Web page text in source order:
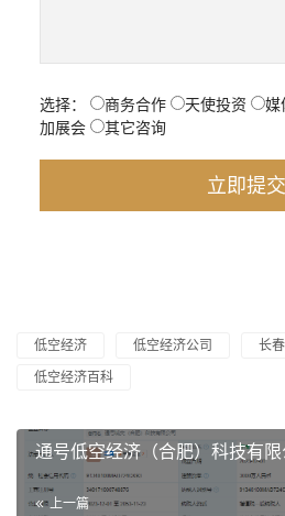
选择： 商务合作 天使投资 媒
加展会
其它咨询
低空经济 低空经济公司
长
低空经济百科
通号低空经济（合肥）科技有
上一篇